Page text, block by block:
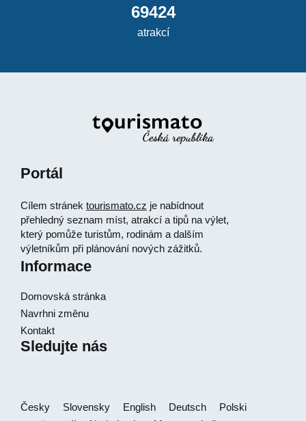
69424
atrakcí
Portál
Cílem stránek tourismato.cz je nabídnout
přehledný seznam míst, atrakcí a tipů na výlet,
který pomůže turistům, rodinám a dalším
výletníkům při plánování nových zážitků.
Informace
Domovská stránka
Navrhni změnu
Kontakt
Sledujte nás
Česky Slovensky English Deutsch
Polski